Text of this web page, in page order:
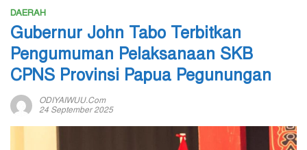
DAERAH
Gubernur John Tabo Terbitkan
Pengumuman Pelaksanaan SKB
CPNS Provinsi Papua Pegunungan
ODIYAIWUU.com
24 September 2025